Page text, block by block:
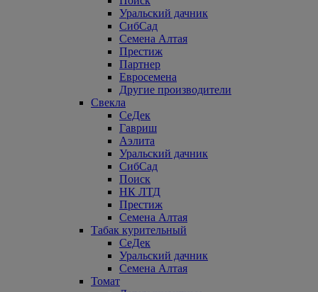
Уральский дачник
СибСад
Семена Алтая
Престиж
Партнер
Евросемена
Другие производители
Свекла
СеДек
Гавриш
Аэлита
Уральский дачник
СибСад
Поиск
НК ЛТД
Престиж
Семена Алтая
Табак курительный
СеДек
Уральский дачник
Семена Алтая
Томат